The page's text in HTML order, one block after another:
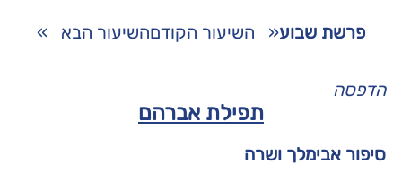
פרשת שבוע« השיעור הקודםהשיעור הבא »
הדפסה
תפילת אברהם
סיפור אבימלך ושרה